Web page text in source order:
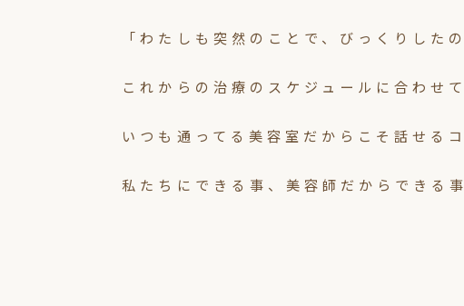
「わたしも突然のことで、びっくりした
これからの治療のスケジュールに合わせ
いつも通ってる美容室だからこそ話せる
私たちにできる事、美容師だからできる